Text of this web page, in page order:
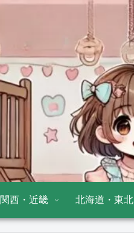
関西・近畿 北海道・東北